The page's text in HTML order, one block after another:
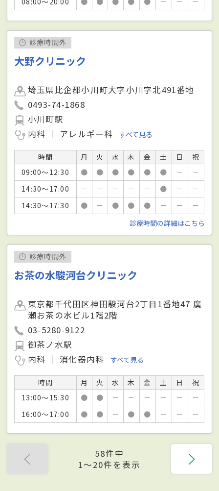
診療時間外
大野クリニック
埼玉県比企郡小川町大字小川字北491番地
0493-74-1868
小川町駅
内科
アレルギー科 すべて見る
時間 月 火 水 木 金 土 日
祝
09:00～12:30
● ● ● ● ● ● －
－
14:30～17:00
－ － － － － ● －
－
14:30～17:30
● － ● ● ● － －
－
診療時間の詳細はこちら
診療時間外
お茶の水駿河台クリニック
東京都千代田区神田駿河台2丁目1番地47 廣
瀬お茶の水ビル1階2階
03-5280-9122
御茶ノ水駅
内科
消化器内科 すべて見る
時間 月 火 水 木 金 土 日
祝
13:00～15:30
● ● － － － － －
－
16:00～17:00
● ● － ● ● － － －
58件中
1〜20件を表示